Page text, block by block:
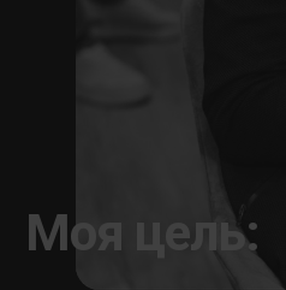
Моя цель: